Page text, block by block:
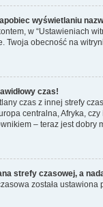
wyświetlaniu
w “Ustawieniach
Twoja obecność na
czas!
czas z innej strefy
centralna, Afryka,
– teraz jest dobry
strefy czasowej, a
została